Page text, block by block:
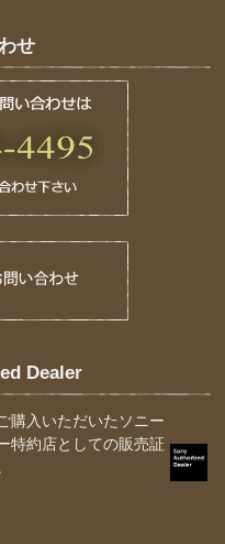
せ
Dealer
購入いただいたソニー
特約店としての販売証